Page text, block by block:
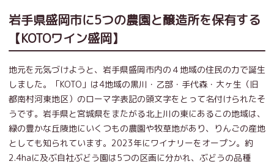
岩手県盛岡市に5つの農園と醸造所を保有する
【KOTOワイン盛岡】
地元を元気づけようと、岩手県盛岡市内の４地域の住民の力で誕生
しました。「KOTO」は4地域の黒川・乙部・手代森・大ヶ生（旧
都南村河東地区）のローマ字表記の頭文字をとって名付けられたそ
うです。岩手県と宮城県をまたがる北上川の東にあるこの地域は、
緑の豊かな丘陵地にいくつもの農園や牧草地があり、りんごの産地
としても知られています。2023年にワイナリーをオープン。約
2.4haに及ぶ自社ぶどう園は5つの区画に分かれ、ぶどうの品種